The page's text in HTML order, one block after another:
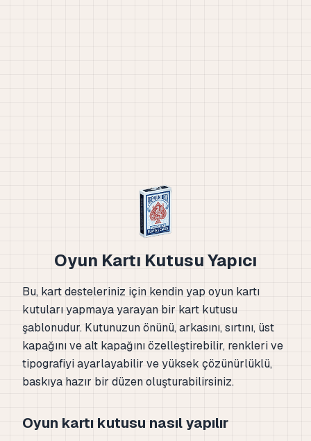
Oyun Kartı Kutusu Yapıcı
Bu, kart desteleriniz için kendin yap oyun kartı
kutuları yapmaya yarayan bir kart kutusu
şablonudur. Kutunuzun önünü, arkasını, sırtını, üst
kapağını ve alt kapağını özelleştirebilir, renkleri ve
tipografiyi ayarlayabilir ve yüksek çözünürlüklü,
baskıya hazır bir düzen oluşturabilirsiniz.
Oyun kartı kutusu nasıl yapılır